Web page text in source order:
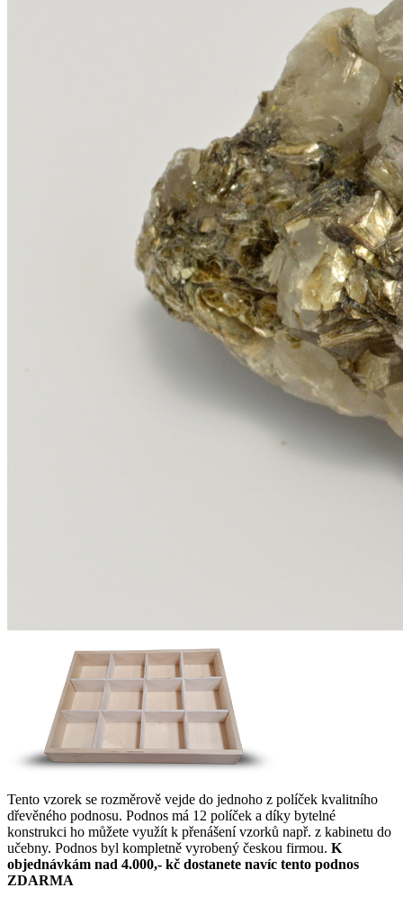
Tento vzorek se rozměrově vejde do jednoho z políček kvalitního
dřevěného podnosu. Podnos má 12 políček a díky bytelné
konstrukci ho můžete využít k přenášení vzorků např. z kabinetu do
učebny. Podnos byl kompletně vyrobený českou firmou. K
objednávkám nad 4.000,- kč dostanete navíc tento podnos
ZDARMA